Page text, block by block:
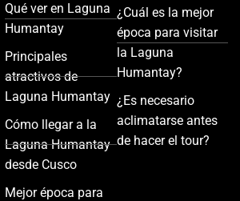
Qué ver en Laguna
Humantay
Principales
atractivos de
Laguna Humantay
Cómo llegar a la
Laguna Humantay
desde Cusco
Mejor época para
¿Cuál es la mejor
época para visitar
la Laguna
Humantay?
¿Es necesario
aclimatarse antes
de hacer el tour?